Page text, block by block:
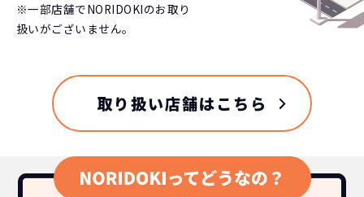
※一部店舗でNORIDOKIのお取り
扱いがございません。
取り扱い店舗はこちら